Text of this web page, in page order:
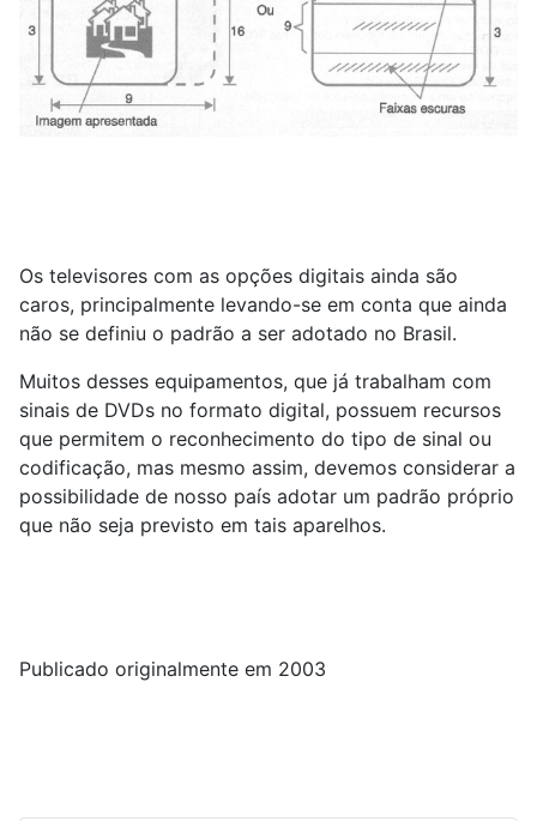
Os televisores com as opções digitais ainda são
caros, principalmente levando-se em conta que ainda
não se definiu o padrão a ser adotado no Brasil.
Muitos desses equipamentos, que já trabalham com
sinais de DVDs no formato digital, possuem recursos
que permitem o reconhecimento do tipo de sinal ou
codificação, mas mesmo assim, devemos considerar a
possibilidade de nosso país adotar um padrão próprio
que não seja previsto em tais aparelhos.
Publicado originalmente em 2003